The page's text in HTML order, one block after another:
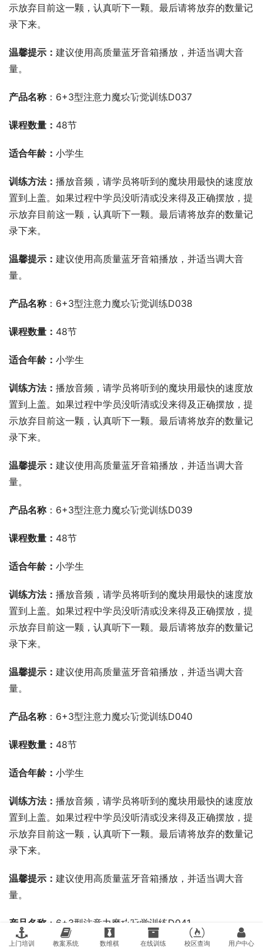
示放弃目前这一颗，认真听下一颗。最后请将放弃的数量记
录下来。
温馨提示： 建议使用高质量蓝牙音箱播放，并适当调大音
量。
产品名称：6+3型注意力魔块听觉训练D037
课程数量： 48节
适合年龄： 小学生
训练方法： 播放音频，请学员将听到的魔块用最快的速度放
置到上盖。如果过程中学员没听清或没来得及正确摆放，提
示放弃目前这一颗，认真听下一颗。最后请将放弃的数量记
录下来。
温馨提示： 建议使用高质量蓝牙音箱播放，并适当调大音
量。
产品名称：6+3型注意力魔块听觉训练D038
课程数量： 48节
适合年龄： 小学生
训练方法： 播放音频，请学员将听到的魔块用最快的速度放
置到上盖。如果过程中学员没听清或没来得及正确摆放，提
示放弃目前这一颗，认真听下一颗。最后请将放弃的数量记
录下来。
温馨提示： 建议使用高质量蓝牙音箱播放，并适当调大音
量。
产品名称：6+3型注意力魔块听觉训练D039
课程数量： 48节
适合年龄： 小学生
训练方法： 播放音频，请学员将听到的魔块用最快的速度放
置到上盖。如果过程中学员没听清或没来得及正确摆放，提
示放弃目前这一颗，认真听下一颗。最后请将放弃的数量记
录下来。
温馨提示： 建议使用高质量蓝牙音箱播放，并适当调大音
量。
产品名称：6+3型注意力魔块听觉训练D040
课程数量： 48节
适合年龄： 小学生
训练方法： 播放音频，请学员将听到的魔块用最快的速度放
置到上盖。如果过程中学员没听清或没来得及正确摆放，提
示放弃目前这一颗，认真听下一颗。最后请将放弃的数量记
录下来。
温馨提示： 建议使用高质量蓝牙音箱播放，并适当调大音
量。
产品名称 ：6+3型注意力魔块听觉训练D041
上门培训 教案系统 数维棋 在线训练 校区查询 用户中心